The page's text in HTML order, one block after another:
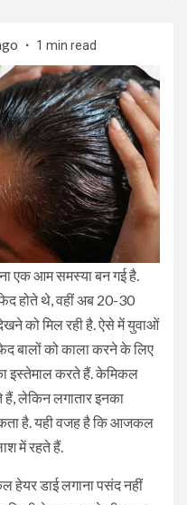
1 min read
एक आम समस्या बन गई है.
होते थे, वहीं अब 20-30
को मिल रही है. ऐसे में युवाओं
बालों को काला करने के लिए
इस्तेमाल करते हैं. केमिकल
हैं, लेकिन लगातार इनका
है. यही वजह है कि आजकल
में रहते हैं.
हेयर डाई लगाना पसंद नहीं